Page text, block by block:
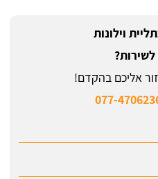
וילונות
לשירות?
אליכם בהקדם!
077-